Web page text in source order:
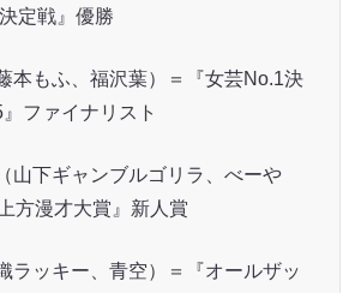
定戦』優勝
本もふ、福沢葉）＝『女芸No.1決
ファイナリスト
山下ギャンブルゴリラ、べーや
方漫才大賞』新人賞
ラッキー、青空）＝『オールザッ